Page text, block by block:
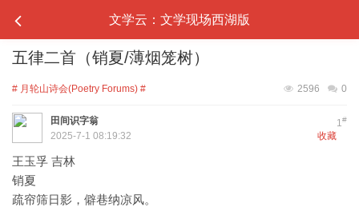
文学云：文学现场西湖版
五律二首（销夏/薄烟笼树）
# 月轮山诗会(Poetry Forums) # 0
2596
1#
田间识字翁
收藏
2025-7-1 08:19:32
王玉孚 吉林
销夏
疏帘筛日影，僻巷纳凉风。